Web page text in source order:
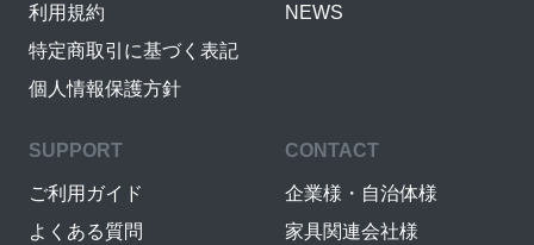
利用規約
特定商取引に基づく表記
個人情報保護方針
NEWS
SUPPORT
ご利用ガイド
よくある質問
CONTACT
企業様・自治体様
家具関連会社様